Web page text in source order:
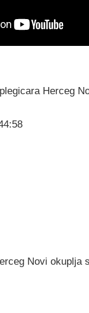
Herceg
Novi okuplja